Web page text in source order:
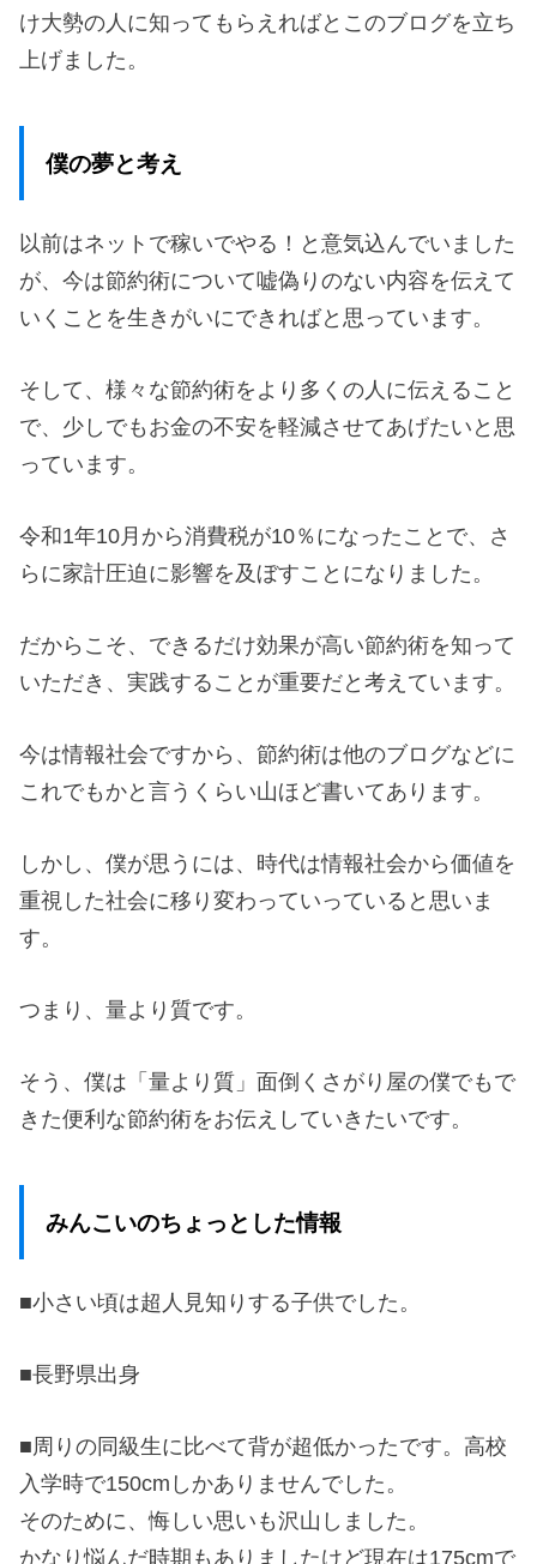
け大勢の人に知ってもらえればとこのブログを立ち
上げました。
僕の夢と考え
以前はネットで稼いでやる！と意気込んでいました
が、今は節約術について嘘偽りのない内容を伝えて
いくことを生きがいにできればと思っています。
そして、様々な節約術をより多くの人に伝えること
で、少しでもお金の不安を軽減させてあげたいと思
っています。
令和1年10月から消費税が10％になったことで、さ
らに家計圧迫に影響を及ぼすことになりました。
だからこそ、できるだけ効果が高い節約術を知って
いただき、実践することが重要だと考えています。
今は情報社会ですから、節約術は他のブログなどに
これでもかと言うくらい山ほど書いてあります。
しかし、僕が思うには、時代は情報社会から価値を
重視した社会に移り変わっていっていると思いま
す。
つまり、量より質です。
そう、僕は「量より質」面倒くさがり屋の僕でもで
きた便利な節約術をお伝えしていきたいです。
みんこいのちょっとした情報
■小さい頃は超人見知りする子供でした。
■長野県出身
■周りの同級生に比べて背が超低かったです。高校
入学時で150cmしかありませんでした。
そのために、悔しい思いも沢山しました。
かなり悩んだ時期もありましたけど現在は175cmで